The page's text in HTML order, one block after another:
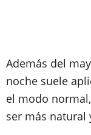
Además del
noche suele
el modo
ser más natural